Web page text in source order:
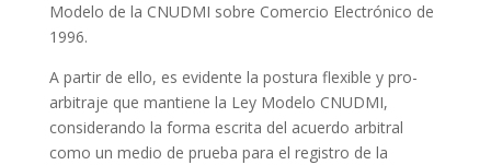
Modelo de la CNUDMI sobre Comercio Electrónico de
1996.
A partir de ello, es evidente la postura flexible y pro-
arbitraje que mantiene la Ley Modelo CNUDMI,
considerando la forma escrita del acuerdo arbitral
como un medio de prueba para el registro de la